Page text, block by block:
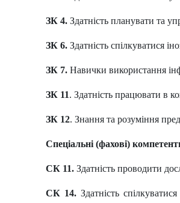
ЗК 4. Здатність планувати та
ЗК 6. Здатність спілкуватися
ЗК 7. Навички використання
ЗК 11. Здатність працювати в
ЗК 12. Знання та розуміння
Спеціальні (фахові)
СК 11. Здатність проводити
СК 14.Здатність